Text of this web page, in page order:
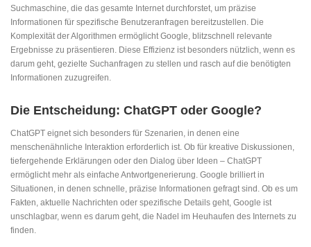
Suchmaschine, die das gesamte Internet durchforstet, um präzise
Informationen für spezifische Benutzeranfragen bereitzustellen. Die
Komplexität der Algorithmen ermöglicht Google, blitzschnell relevante
Ergebnisse zu präsentieren. Diese Effizienz ist besonders nützlich, wenn es
darum geht, gezielte Suchanfragen zu stellen und rasch auf die benötigten
Informationen zuzugreifen.
Die Entscheidung: ChatGPT oder Google?
ChatGPT eignet sich besonders für Szenarien, in denen eine
menschenähnliche Interaktion erforderlich ist. Ob für kreative Diskussionen,
tiefergehende Erklärungen oder den Dialog über Ideen – ChatGPT
ermöglicht mehr als einfache Antwortgenerierung. Google brilliert in
Situationen, in denen schnelle, präzise Informationen gefragt sind. Ob es um
Fakten, aktuelle Nachrichten oder spezifische Details geht, Google ist
unschlagbar, wenn es darum geht, die Nadel im Heuhaufen des Internets zu
finden.